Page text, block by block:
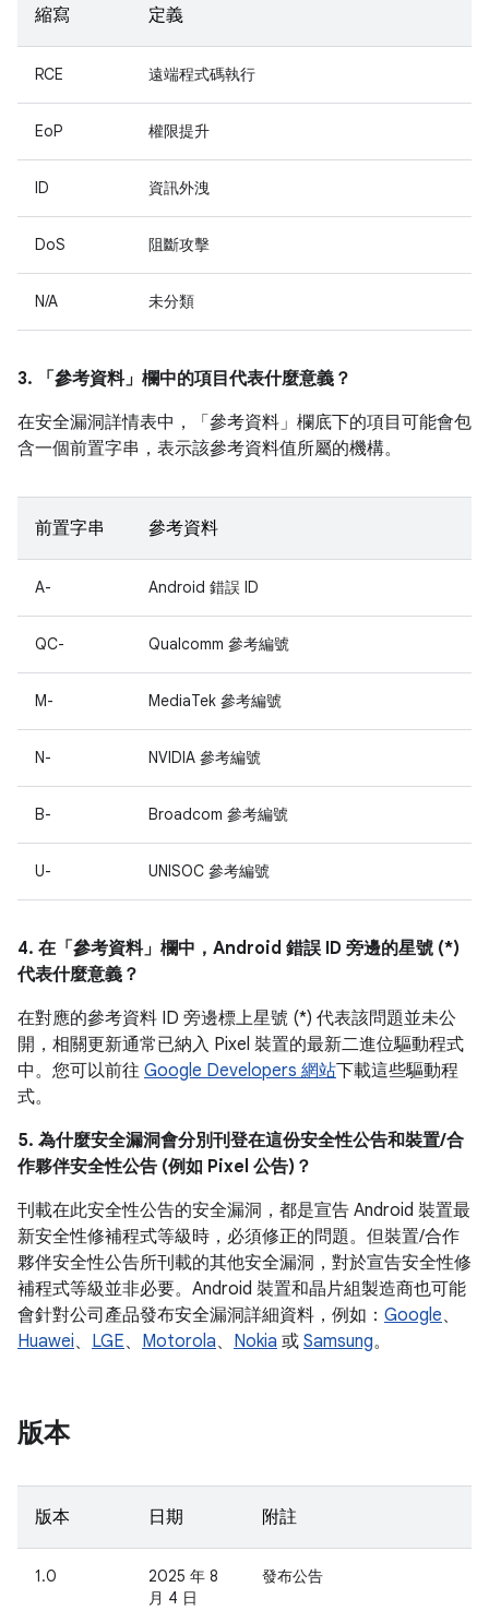
縮寫 定義
RCE 遠端程式碼執行
EoP 權限提升
ID 資訊外洩
DoS 阻斷攻擊
N/A 未分類
3. 「參考資料」 欄中的項目代表什麼意義？
在安全漏洞詳情表中，「參考資料」 欄底下的項目可能會包
含一個前置字串，表示該參考資料值所屬的機構。
前置字串 參考資料
A- Android 錯誤 ID
QC- Qualcomm 參考編號
M- MediaTek 參考編號
N- NVIDIA 參考編號
B- Broadcom 參考編號
U- UNISOC 參考編號
4. 在「參考資料」 欄中，Android 錯誤 ID 旁邊的星號 (*)
代表什麼意義？
在對應的參考資料 ID 旁邊標上星號 (*) 代表該問題並未公
開，相關更新通常已納入 Pixel 裝置的最新二進位驅動程式
中。您可以前往 Google Developers 網站下載這些驅動程
式。
5. 為什麼安全漏洞會分別刊登在這份安全性公告和裝置/合
作夥伴安全性公告 (例如 Pixel 公告)？
刊載在此安全性公告的安全漏洞，都是宣告 Android 裝置最
新安全性修補程式等級時，必須修正的問題。但裝置/合作
夥伴安全性公告所刊載的其他安全漏洞，對於宣告安全性修
補程式等級並非必要。Android 裝置和晶片組製造商也可能
會針對公司產品發布安全漏洞詳細資料，例如： Google、
Huawei、 LGE、 Motorola、 Nokia 或 Samsung。
版本
版本 日期 附註
1.0
2025 年 8
月 4 日
發布公告